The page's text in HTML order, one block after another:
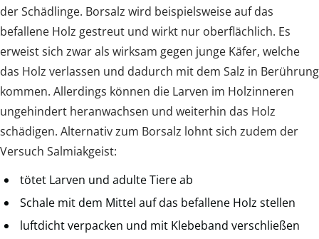
der Schädlinge. Borsalz wird beispielsweise auf das
befallene Holz gestreut und wirkt nur oberflächlich. Es
erweist sich zwar als wirksam gegen junge Käfer, welche
das Holz verlassen und dadurch mit dem Salz in Berührung
kommen. Allerdings können die Larven im Holzinneren
ungehindert heranwachsen und weiterhin das Holz
schädigen. Alternativ zum Borsalz lohnt sich zudem der
Versuch Salmiakgeist:
tötet Larven und adulte Tiere ab
Schale mit dem Mittel auf das befallene Holz stellen
luftdicht verpacken und mit Klebeband verschließen